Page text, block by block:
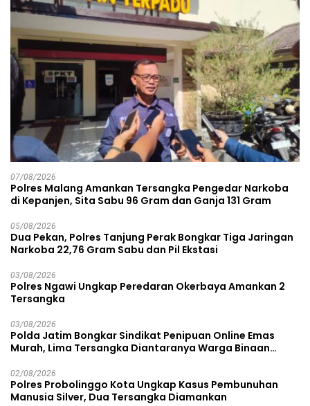
07/08/2026
Polres Malang Amankan Tersangka Pengedar Narkoba
di Kepanjen, Sita Sabu 96 Gram dan Ganja 131 Gram
05/08/2026
Dua Pekan, Polres Tanjung Perak Bongkar Tiga Jaringan
Narkoba 22,76 Gram Sabu dan Pil Ekstasi
03/08/2026
Polres Ngawi Ungkap Peredaran Okerbaya Amankan 2
Tersangka
03/08/2026
Polda Jatim Bongkar Sindikat Penipuan Online Emas
Murah, Lima Tersangka Diantaranya Warga Binaan
02/08/2026
Polres Probolinggo Kota Ungkap Kasus Pembunuhan
Manusia Silver, Dua Tersangka Diamankan